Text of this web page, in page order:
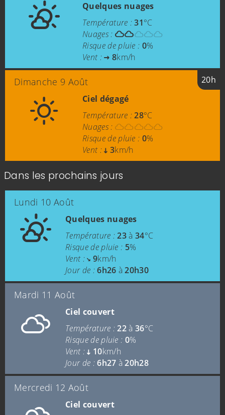
Quelques nuages
Température :31°C
Nuages :
Risque de pluie : 0%
Vent :
8km/h
Dimanche 9 Août
20h
Ciel dégagé
Température :28°C
Nuages :
Risque de pluie : 0%
Vent : 3km/h
Dans les prochains jours
Lundi 10 Août
Quelques nuages
Température :23à34°C
Risque de pluie : 5%
Vent : 9km/h
Jour de :6h26 à20h30
Mardi 11 Août
Ciel couvert
Température :22à36°C
Risque de pluie : 0%
Vent : 10km/h
Jour de :6h27 à20h28
Mercredi 12 Août
Ciel couvert